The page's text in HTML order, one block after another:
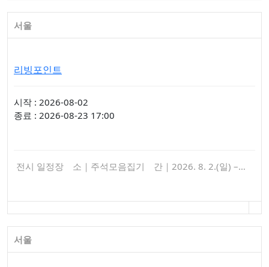
서울
리빙포인트
시작 : 2026-08-02
종료 : 2026-08-23 17:00
전시 일정장 소｜주석모음집기 간｜2026. 8. 2.(일) –…
서울